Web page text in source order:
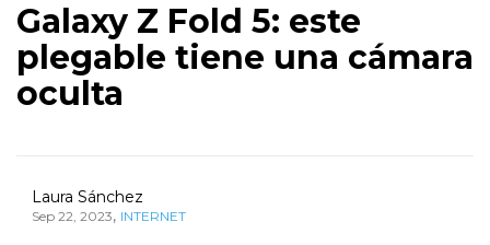
Galaxy Z Fold 5: este
plegable tiene una cámara
oculta
Laura Sánchez
Sep 22, 2023, INTERNET